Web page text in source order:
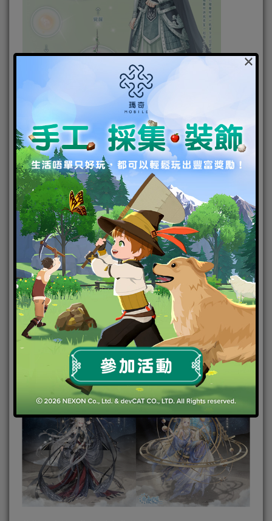
「命運迴響．觸碰靈魂之旅」即將開啟
宿命宛如刻進血脈的圖騰，只待占卜師規測它的一
角。信仰著命運女神諾倫的心塵占卜師薩爾瑪，會對
宿命做出怎樣的解讀呢？《奇迹暖暖》邀請搭配師一
起來探索靈魂之旅，收集全新珍稀套裝「晨昏之溯」
和「不滅星塵」。
「命運迴響．觸碰靈魂之旅」將從3月10日登場至16日
止。活動期間搭配師前往命運迴響活動地圖，並在關
卡需挑選服裝搭配、回答問題，順利過關就會獲得
「信念之符」，並可用「信念之符」兌換服裝配件，
組成「晨昏之溯」和「不滅星塵」兩套精緻荒原套
×